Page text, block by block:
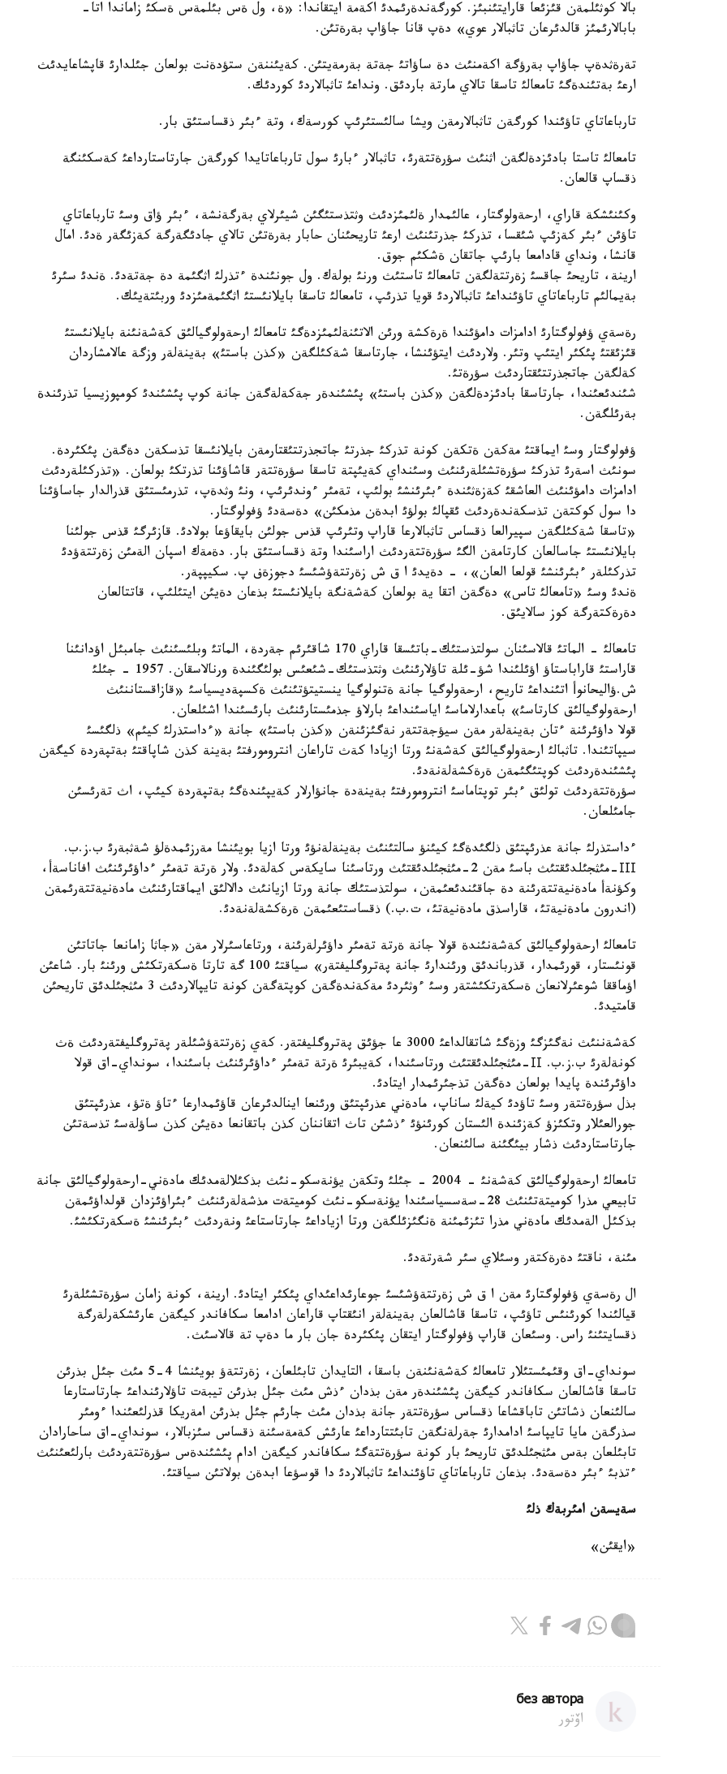
بالا كوثئلمةن قئزئعا قارايتئنبئز. كورگةندةرئمدئ اكةمة ايتقاندا: «ة، ول ةس بئلمةس ةسكئ زاماندا اتا-
بابالارئمئز قالدئرعان تاثبالار عوي» دةپ قانا جاؤاپ بةرةتئن.
تةرةثدةپ جاؤاپ بةرؤگة اكةمنئث دة ساؤاتئ جةتة بةرمةيتئن. كةيئننةن ستؤدةنت بولعان جئلدارئ قاپشاعايدئث
ارعئ بةتئندةگئ تامعالئ تاسقا تالاي مارتة باردئق. ونداعئ تاثبالاردئ كوردئك.
تارباعاتاي تاؤئندا كورگةن تاثبالارمةن ويشا سالئستئرئپ كورسةك، وتة ءبئر ذقساستئق بار.
تامعالئ تاستا بادئزدةلگةن اثنئث سؤرةتتةرئ، تاثبالار ءبارئ سول تارباعاتايدا كورگةن جارتاستارداعئ كةسكئنگة
ذقساپ قالعان.
وكئنئشكة قاراي، ارحةولوگتار، عالئمدار ةلئمئزدئث وثتذستئگئن شيئرلاي بةرگةنشة، ءبئر ؤاق وسئ تارباعاتاي
تاؤئن ءبئر كةزئپ شئقسا، تذركئ جذرتئنئث ارعئ تاريحئنان حابار بةرةتئن تالاي جادئگةرگة كةزئگةر ةدئ. امال
قانشا، ونداي قادامعا بارئپ جاتقان ةشكئم جوق.
ارينة، تاريحئ جاقسئ زةرتتةلگةن تامعالئ تاستئث ورنئ بولةك. ول جونئندة ءتذرلئ اثگئمة دة جةتةدئ. ةندئ سئرئ
بةيمالئم تارباعاتاي تاؤئنداعئ تاثبالاردئ قويا تذرئپ، تامعالئ تاسقا بايلانئستئ اثگئمةمئزدئ وربئتةيئك.
رةسةي ؤفولوگتارئ ادامزات دامؤئندا ةرةكشة ورئن الاتئنةلئمئزدةگئ تامعالئ ارحةولوگيالئق كةشةنئنة بايلانئستئ
قئزئقتئ پئكئر ايتئپ وتئر. ولاردئث ايتؤئنشا، جارتاسقا شةكئلگةن «كذن باستئ» بةينةلةر وزگة عالامشاردان
كةلگةن جاتجذرتتئقتاردئث سؤرةتئ.
شئندئعئندا، جارتاسقا بادئزدةلگةن «كذن باستئ» پئشئندةر جةكةلةگةن جانة كوپ پئشئندئ كومپوزيسيا تذرئندة
بةرئلگةن.
ؤفولوگتار وسئ ايماقتئ مةكةن ةتكةن كونة تذركئ جذرتئ جاتجذرتتئقتارمةن بايلانئسقا تذسكةن دةگةن پئكئردة.
سونئث اسةرئ تذركئ سؤرةتشئلةرئنئث وسئنداي كةيئپتة تاسقا سؤرةتتةر قاشاؤئنا تذرتكئ بولعان. «تذركئلةردئث
ادامزات دامؤئنئث العاشقئ كةزةثئندة ءبئرئنشئ بولئپ، تةمئر ءوندئرئپ، ونئ وثدةپ، تذرمئستئق قذرالدار جاساؤئنا
دا سول كوكتةن تذسكةندةردئث ئقپالئ بولؤئ ابدةن مذمكئن» دةسةدئ ؤفولوگتار.
«تاسقا شةكئلگةن سپيرالعا ذقساس تاثبالارعا قاراپ وتئرئپ قذس جولئن بايقاؤعا بولادئ. قازئرگئ قذس جولئنا
بايلانئستئ جاسالعان كارتامةن الگئ سؤرةتتةردئث اراسئندا وتة ذقساستئق بار. دةمةك اسپان الةمئن زةرتتةؤدئ
تذركئلةر ءبئرئنشئ قولعا العان»، - دةيدئ ا ق ش زةرتتةؤشئسئ دجوزةف پ. سكيپپةر.
ةندئ وسئ «تامعالئ تاس» دةگةن اتقا ية بولعان كةشةنگة بايلانئستئ بذعان دةيئن ايتئلئپ، قاتتالعان
دةرةكتةرگة كوز سالايئق.
تامعالئ - الماتئ قالاسئنان سولتذستئك-باتئسقا قاراي 170 شاقئرئم جةردة، الماتئ وبلئسئنئث جامبئل اؤدانئنا
قاراستئ قاراباستاؤ اؤئلئندا شؤ-ئلة تاؤلارئنئث وثتذستئك-شئعئس بولئگئندة ورنالاسقان. 1957 - جئلئ
ش.ؤاليحانوأ اتئنداعئ تاريح، ارحةولوگيا جانة ةتنولوگيا ينستيتؤتئنئث ةكسپةديسياسئ «قازاقستاننئث
ارحةولوگيالئق كارتاسئ» باعدارلاماسئ اياسئنداعئ بارلاؤ جذمئستارئنئث بارئسئندا اشئلعان.
قولا داؤئرئنة ءتان بةينةلةر مةن سيؤجةتتةر نةگئزئنةن «كذن باستئ» جانة «ءداستذرلئ كيئم» ذلگئسئ
سيپاتئندا. تاثبالئ ارحةولوگيالئق كةشةنئ ورتا ازيادا كةث تاراعان انترومورفتئ بةينة كذن شاپاقتئ بةتپةردة كيگةن
پئشئندةردئث كوپتئگئمةن ةرةكشةلةنةدئ.
سؤرةتتةردئث تولئق ءبئر توپتاماسئ انترومورفتئ بةينةدة جانؤارلار كةيپئندةگئ بةتپةردة كيئپ، اث تةرئسئن
جامئلعان.
ءداستذرلئ جانة عذرئپتئق ذلگئدةگئ كيئنؤ سالتئنئث بةينةلةنؤئ ورتا ازيا بويئنشا مةرزئمدةلؤ شةثبةرئ ب.ز.ب.
ІІІ-مئثجئلدئقتئث باسئ مةن 2-مئثجئلدئقتئث ورتاسئنا سايكةس كةلةدئ. ولار ةرتة تةمئر ءداؤئرئنئث افاناسةأ،
وكؤنةأ مادةنيةتتةرئنة دة جاقئندئعئمةن، سولتذستئك جانة ورتا ازيانئث دالالئق ايماقتارئنئث مادةنيةتتةرئمةن
(اندرون مادةنيةتئ، قاراسذق مادةنيةتئ، ت.ب.) ذقساستئعئمةن ةرةكشةلةنةدئ.
تامعالئ ارحةولوگيالئق كةشةنئندة قولا جانة ةرتة تةمئر داؤئرلةرئنة، ورتاعاسئرلار مةن «جاثا زامانعا جاتاتئن
قونئستار، قورئمدار، قذرباندئق ورئندارئ جانة پةتروگليفتةر» سياقتئ 100 گة تارتا ةسكةرتكئش ورئنئ بار. شاعئن
اؤماققا شوعئرلانعان ةسكةرتكئشتةر وسئ ءوثئردئ مةكةندةگةن كوپتةگةن كونة تايپالاردئث 3 مئثجئلدئق تاريحئن
قامتيدئ.
كةشةننئث نةگئزگئ وزةگئ شاتقالداعئ 3000 عا جؤئق پةتروگليفتةر. كةي زةرتتةؤشئلةر پةتروگليفتةردئث ةث
كونةلةرئ ب.ز.ب. ІІ-مئثجئلدئقتئث ورتاسئندا، كةيبئرئ ةرتة تةمئر ءداؤئرئنئث باسئندا، سونداي-اق قولا
داؤئرئندة پايدا بولعان دةگةن تذجئرئمدار ايتادئ.
بذل سؤرةتتةر وسئ تاؤدئ كيةلئ ساناپ، مادةني عذرئپتئق ورئنعا اينالدئرعان قاؤئمدارعا ءتاؤ ةتؤ، عذرئپتئق
جورالعئلار وتكئزؤ كةزئندة الئستان كورئنؤئ ءذشئن تاث اتقاننان كذن باتقانعا دةيئن كذن ساؤلةسئ تذسةتئن
جارتاستاردئث ذشار بيئگئنة سالئنعان.
تامعالئ ارحةولوگيالئق كةشةنئ - 2004 - جئلئ وتكةن يؤنةسكو-نئث بذكئلالةمدئك مادةني-ارحةولوگيالئق جانة
تابيعي مذرا كوميتةتئنئث 28-سةسسياسئندا يؤنةسكو-نئث كوميتةت مذشةلةرئنئث ءبئراؤئزدان قولداؤئمةن
بذكئل الةمدئك مادةني مذرا تئزئمئنة ةنگئزئلگةن ورتا ازياداعئ جارتاستاعئ ونةردئث ءبئرئنشئ ةسكةرتكئشئ.
مئنة، ناقتئ دةرةكتةر وسئلاي سئر شةرتةدئ.
ال رةسةي ؤفولوگتارئ مةن ا ق ش زةرتتةؤشئسئ جوعارئداعئداي پئكئر ايتادئ. ارينة، كونة زامان سؤرةتشئلةرئ
قيالئندا كورئنئس تاؤئپ، تاسقا قاشالعان بةينةلةر انئقتاپ قاراعان ادامعا سكافاندر كيگةن عارئشكةرلةرگة
ذقسايتئنئ راس. وسئعان قاراپ ؤفولوگتار ايتقان پئكئردة جان بار ما دةپ تة قالاسئث.
سونداي-اق وقئمئستئلار تامعالئ كةشةنئنةن باسقا، التايدان تابئلعان، زةرتتةؤ بويئنشا 4-5 مئث جئل بذرئن
تاسقا قاشالعان سكافاندر كيگةن پئشئندةر مةن بذدان ءذش مئث جئل بذرئن تيبةت تاؤلارئنداعئ جارتاستارعا
سالئنعان ذشاتئن تاباقشاعا ذقساس سؤرةتتةر جانة بذدان مئث جارئم جئل بذرئن امةريكا قذرلئعئندا ءومئر
سذرگةن مايا تايپاسئ ادامدارئ جةرلةنگةن تابئتتارداعئ عارئش كةمةسئنة ذقساس سئزبالار، سونداي-اق ساحارادان
تابئلعان بةس مئثجئلدئق تاريحئ بار كونة سؤرةتتةگئ سكافاندر كيگةن ادام پئشئندةس سؤرةتتةردئث بارلئعئنئث
ءتذبئ ءبئر دةسةدئ. بذعان تارباعاتاي تاؤئنداعئ تاثبالاردئ دا قوسؤعا ابدةن بولاتئن سياقتئ.
سةيسةن امئربةك ذلئ
«ايقئن»
без автора
اۆتور